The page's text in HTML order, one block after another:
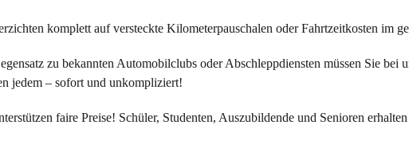
komplett auf versteckte Kilometerpauschalen oder Fahrtzeitkosten im
zu bekannten Automobilclubs oder Abschleppdiensten müssen Sie bei
jedem – sofort und unkompliziert!
faire Preise! Schüler, Studenten, Auszubildende und Senioren